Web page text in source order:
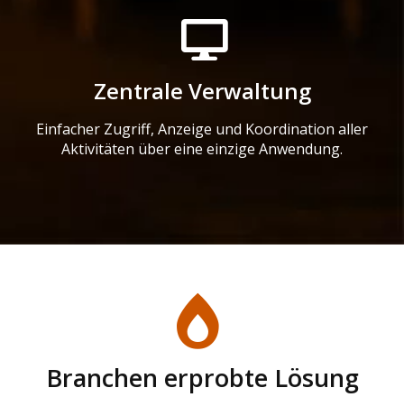
Zentrale Verwaltung
Einfacher Zugriff, Anzeige und Koordination aller
Aktivitäten über eine einzige Anwendung.
Branchen erprobte Lösung